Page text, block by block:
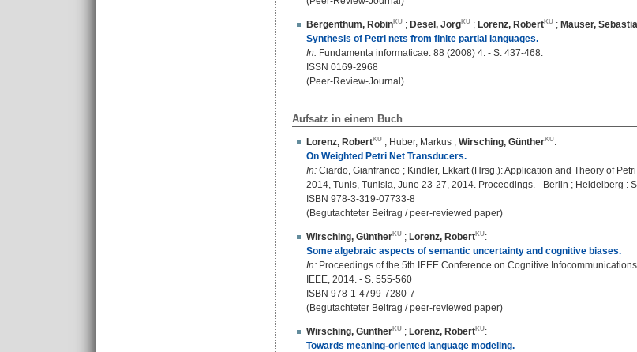
Bergenthum, Robin ; Desel, Jörg ; Lorenz, Robert ; Mauser,
Synthesis of Petri nets from finite partial languages.
In: Fundamenta informaticae. 88 (2008) 4. - S. 437-468.
ISSN 0169-2968
(Peer-Review-Journal)
Aufsatz in einem Buch
Lorenz, Robert ; Huber, Markus ; Wirsching, Günther
:
On Weighted Petri Net Transducers.
In: Ciardo, Gianfranco ; Kindler, Ekkart (Hrsg.): Application and Theory of
2014, Tunis, Tunisia, June 23-27, 2014. Proceedings. - Berlin ; Heidelberg :
ISBN 978-3-319-07733-8
(Begutachteter Beitrag / peer-reviewed paper)
Wirsching, Günther ; Lorenz, Robert
:
Some algebraic aspects of semantic uncertainty and cognitive biases.
In: Proceedings of the 5th IEEE Conference on Cognitive
IEEE, 2014. - S. 555-560
ISBN 978-1-4799-7280-7
(Begutachteter Beitrag / peer-reviewed paper)
Wirsching, Günther ; Lorenz, Robert
:
Towards meaning-oriented language modeling.